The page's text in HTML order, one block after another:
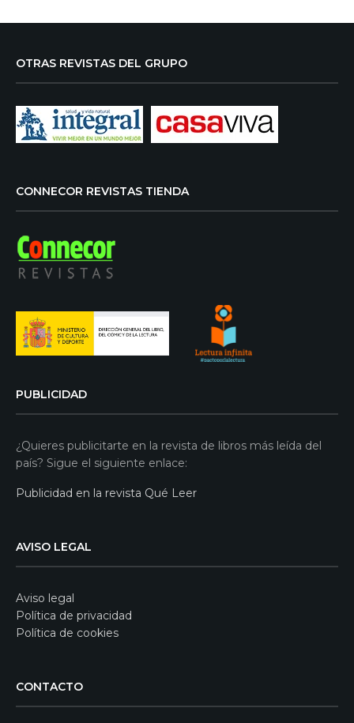
OTRAS REVISTAS DEL GRUPO
CONNECOR REVISTAS TIENDA
PUBLICIDAD
¿Quieres publicitarte en la revista de libros más leída del
país? Sigue el siguiente enlace:
Publicidad en la revista Qué Leer
AVISO LEGAL
Aviso legal
Política de privacidad
Política de cookies
CONTACTO